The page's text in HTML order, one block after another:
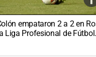
empataron 2 a 2 en
Liga Profesional de Fútbol.